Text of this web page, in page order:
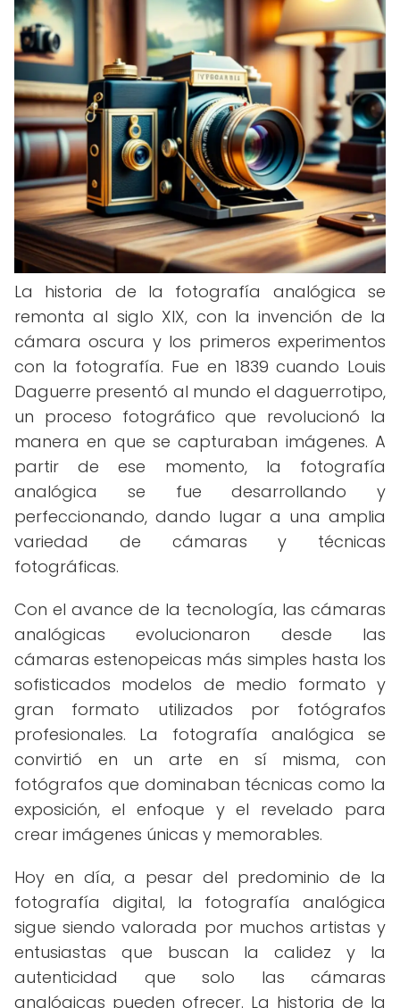
La historia de la fotografía analógica se
remonta al siglo XIX, con la invención de la
cámara oscura y los primeros experimentos
con la fotografía. Fue en 1839 cuando Louis
Daguerre presentó al mundo el daguerrotipo,
un proceso fotográfico que revolucionó la
manera en que se capturaban imágenes. A
partir de ese momento, la fotografía
analógica se fue desarrollando y
perfeccionando, dando lugar a una amplia
variedad de cámaras y técnicas
fotográficas.
Con el avance de la tecnología, las cámaras
analógicas evolucionaron desde las
cámaras estenopeicas más simples hasta los
sofisticados modelos de medio formato y
gran formato utilizados por fotógrafos
profesionales. La fotografía analógica se
convirtió en un arte en sí misma, con
fotógrafos que dominaban técnicas como la
exposición, el enfoque y el revelado para
crear imágenes únicas y memorables.
Hoy en día, a pesar del predominio de la
fotografía digital, la fotografía analógica
sigue siendo valorada por muchos artistas y
entusiastas que buscan la calidez y la
autenticidad que solo las cámaras
analógicas pueden ofrecer. La historia de la